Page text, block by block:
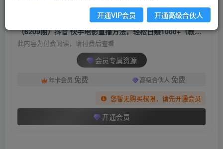
（6209期）抖音 快手电影直播方法，轻松日赚1000+（教程+防封技巧+工具）
此内容为付费阅读，请付费后查看
会员专属资源
年卡会员 免费 高级合伙人 免费
您暂无购买权限，请先开通会员
开通会员
开通VIP会员 开通高级合伙人